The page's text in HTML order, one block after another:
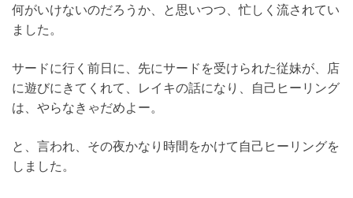
何がいけないのだろうか、と思いつつ、忙しく流されてい
ました。
サードに行く前日に、先にサードを受けられた従妹が、店
に遊びにきてくれて、レイキの話になり、自己ヒーリング
は、やらなきゃだめよー。
と、言われ、その夜かなり時間をかけて自己ヒーリングを
しました。